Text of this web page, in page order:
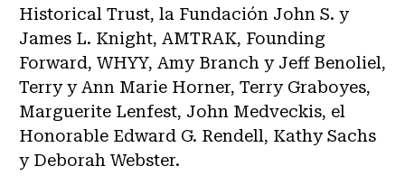
Historical Trust, la Fundación John S. y
James L. Knight, AMTRAK, Founding
Forward, WHYY, Amy Branch y Jeff Benoliel,
Terry y Ann Marie Horner, Terry Graboyes,
Marguerite Lenfest, John Medveckis, el
Honorable Edward G. Rendell, Kathy Sachs
y Deborah Webster.